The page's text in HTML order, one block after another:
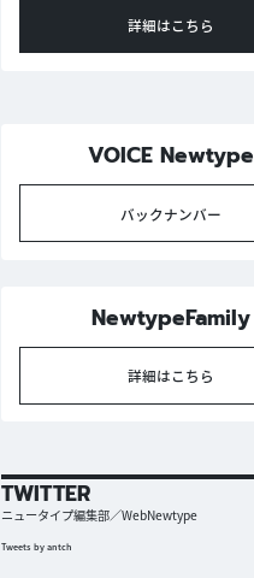
詳細はこちら
VOICE Newtype
バックナンバー
NewtypeFamily
詳細はこちら
TWITTER
ニュータイプ編集部／WebNewtype
Tweets by antch